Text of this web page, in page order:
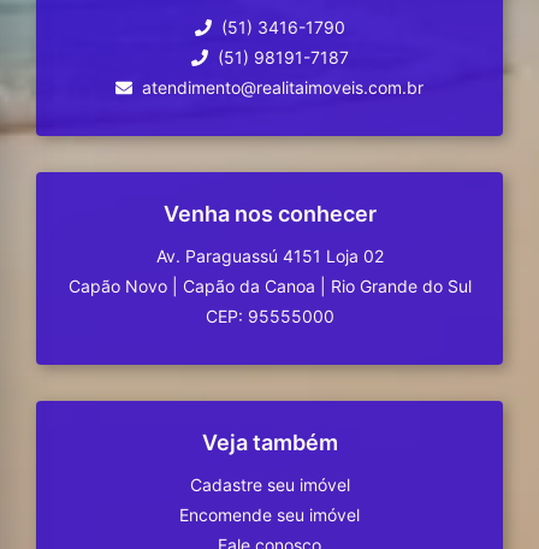
(51) 3416-1790
(51) 98191-7187
atendimento@realitaimoveis.com.br
Venha nos conhecer
Av. Paraguassú 4151 Loja 02
Capão Novo
Capão da Canoa
Rio Grande do Sul
CEP: 95555000
Veja também
Cadastre seu imóvel
Encomende seu imóvel